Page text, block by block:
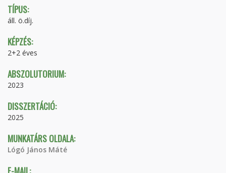
TÍPUS:
áll. ö.díj.
KÉPZÉS:
2+2 éves
ABSZOLUTORIUM:
2023
DISSZERTÁCIÓ:
2025
MUNKATÁRS OLDALA:
Lógó János Máté
E-MAIL: